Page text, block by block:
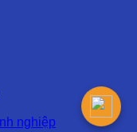
nghiệp